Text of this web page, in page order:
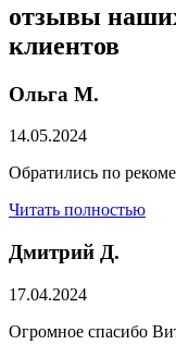
отзывы
клиентов
Ольга М.
14.05.2024
Обратились по
Читать полностью
Дмитрий Д.
17.04.2024
Огромное спасибо